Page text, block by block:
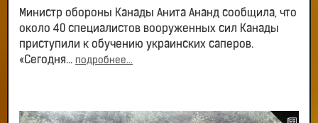
Министр обороны Канады Анита Ананд сообщила, что
около 40 специалистов вооруженных сил Канады
приступили к обучению украинских саперов.
«Сегодня... подробнее...